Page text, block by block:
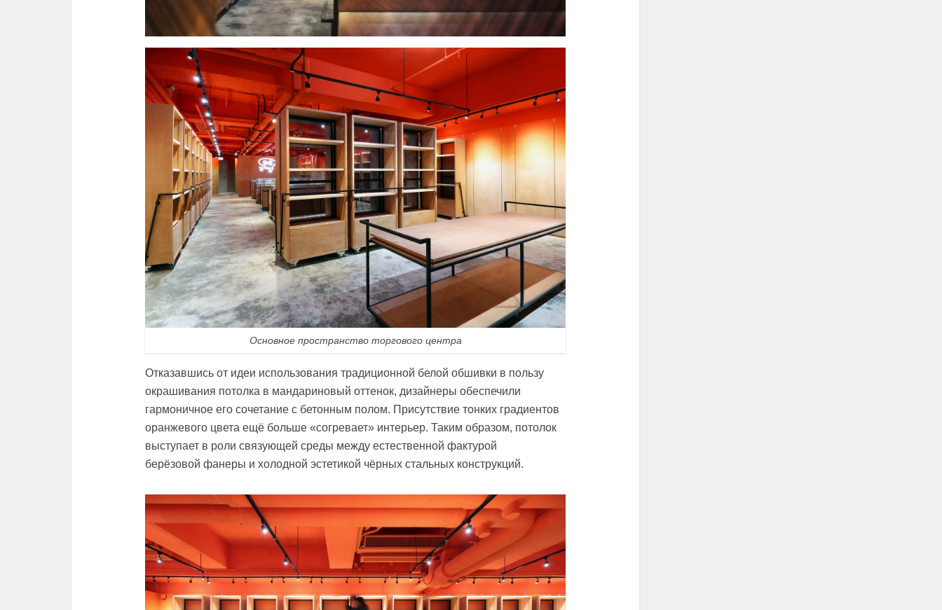
Основное пространство торгового центра
Отказавшись от идеи использования традиционной белой обшивки в пользу
окрашивания потолка в мандариновый оттенок, дизайнеры обеспечили
гармоничное его сочетание с бетонным полом. Присутствие тонких градиентов
оранжевого цвета ещё больше «согревает» интерьер. Таким образом, потолок
выступает в роли связующей среды между естественной фактурой
берёзовой фанеры и холодной эстетикой чёрных стальных конструкций.